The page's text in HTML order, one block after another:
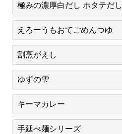
極みの濃厚白だし ホタテだし
えろーうもおてごめんつゆ
割烹がえし
ゆずの雫
キーマカレー
手延べ麺シリーズ